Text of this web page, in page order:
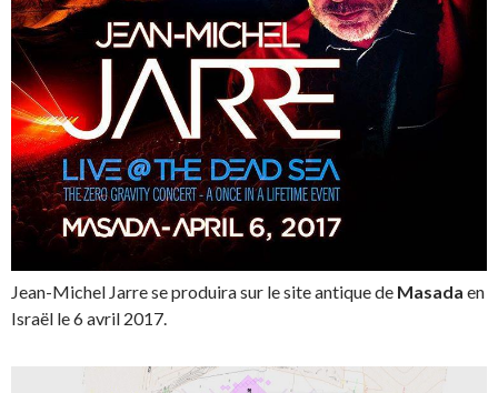
Jean-Michel Jarre se produira sur le site antique de Masada en
Israël le 6 avril 2017.